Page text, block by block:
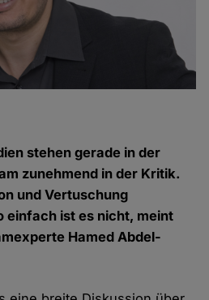
stehen gerade in der
zunehmend in der Kritik.
und Vertuschung
einfach ist es nicht, meint
Hamed Abdel-